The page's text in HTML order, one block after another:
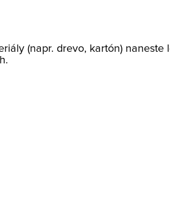
(napr. drevo, kartón) naneste